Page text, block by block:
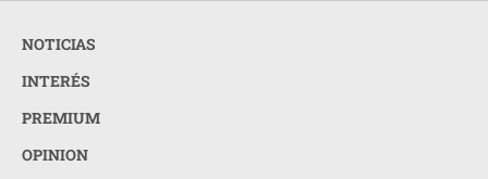
NOTICIAS
INTERÉS
PREMIUM
OPINION